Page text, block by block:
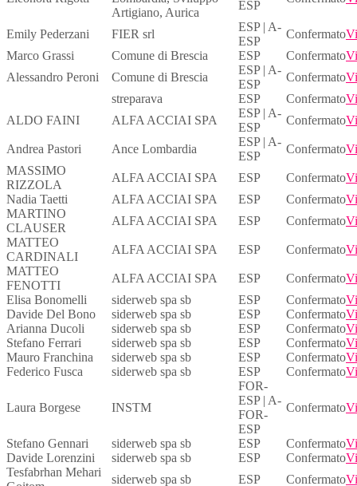
Artigiano, Aurica
ESP
Emily Pederzani FIER srl
ESP | A-
ESP
Confermato
Marco Grassi
Comune di Brescia ESP Confermato
Alessandro Peroni
Comune di Brescia
ESP | A-
ESP
Confermato
streparava
ESP Confermato
ALDO FAINI
ALFA ACCIAI SPA
ESP | A-
ESP
Confermato
Andrea Pastori Ance Lombardia
ESP | A-
ESP
Confermato
MASSIMO
RIZZOLA
ALFA ACCIAI SPA ESP Confermato
Nadia Taetti
ALFA ACCIAI SPA ESP Confermato
MARTINO
CLAUSER
ALFA ACCIAI SPA ESP Confermato
MATTEO
CARDINALI
ALFA ACCIAI SPA ESP Confermato
MATTEO
FENOTTI
ALFA ACCIAI SPA ESP Confermato
Elisa Bonomelli
siderweb spa sb ESP Confermato
Davide Del Bono
siderweb spa sb ESP Confermato
Arianna Ducoli
siderweb spa sb ESP Confermato
Stefano Ferrari
siderweb spa sb ESP Confermato
Mauro Franchina
siderweb spa sb ESP Confermato
Federico Fusca
siderweb spa sb ESP Confermato
Laura Borgese INSTM
FOR-
ESP | A-
FOR-
ESP
Confermato
Stefano Gennari siderweb spa sb ESP Confermato
Davide Lorenzini
siderweb spa sb ESP Confermato
Tesfabrhan Mehari
siderweb spa sb ESP Confermato